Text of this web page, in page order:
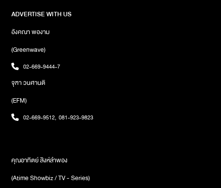
ADVERTISE WITH US
อังคณา พองาม
(Greenwave)
02-669-9444-7
จุฑา วนศานติ
(EFM)
02-669-9512, 081-923-9823
คุณอาทิตย์ สิงห์ลำพอง
(Atime Showbiz / TV - Series)